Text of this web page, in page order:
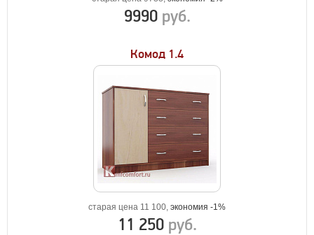
9990 руб.
Комод 1.4
старая цена 11 100, экономия -1%
11 250 руб.